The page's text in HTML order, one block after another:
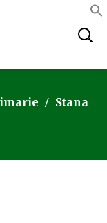
Stana